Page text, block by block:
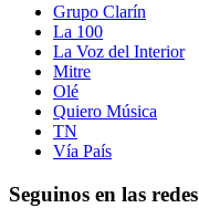
Grupo Clarín
La 100
La Voz del Interior
Mitre
Olé
Quiero Música
TN
Vía País
Seguinos en las redes